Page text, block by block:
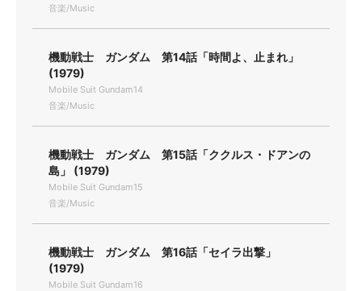
音楽/Music
機動戦士 ガンダム 第14話「時間よ、止まれ」
(1979)
Mobile Suit Gundam14
音楽/Music
機動戦士 ガンダム 第15話「ククルス・ドアンの
島」 (1979)
Mobile Suit Gundam15
音楽/Music
機動戦士 ガンダム 第16話「セイラ出撃」
(1979)
Mobile Suit Gundam16